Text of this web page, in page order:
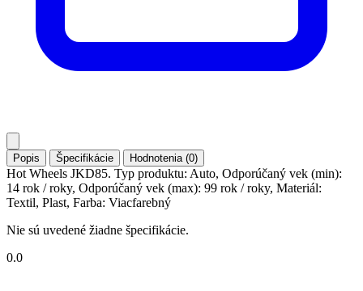
Popis Špecifikácie Hodnotenia (0)
Hot Wheels JKD85. Typ produktu: Auto, Odporúčaný vek (min):
14 rok / roky, Odporúčaný vek (max): 99 rok / roky, Materiál:
Textil, Plast, Farba: Viacfarebný
Nie sú uvedené žiadne špecifikácie.
0.0